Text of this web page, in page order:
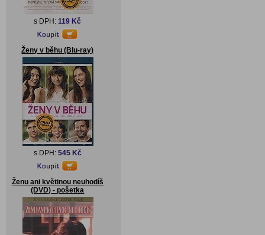
s DPH:119 Kč
Ženy v běhu (Blu-ray)
s DPH: 545 Kč
Ženu ani květinou neuhodíš
(DVD) - pošetka